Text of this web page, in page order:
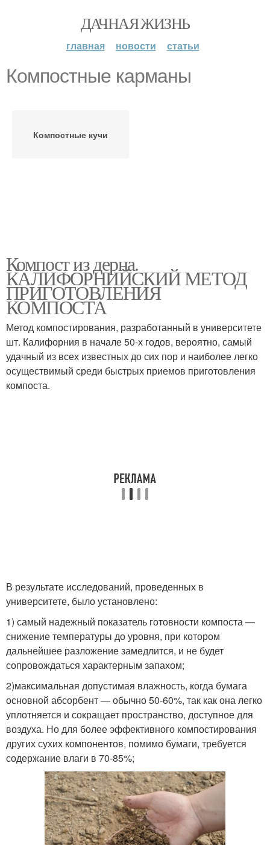
ДАЧНАЯ ЖИЗНЬ
главная новости статьи
Компостные карманы
Компостные кучи
Компост из дерна.
КАЛИФОРНИЙСКИЙ МЕТОД
ПРИГОТОВЛЕНИЯ
КОМПОСТА
Метод компостирования, разработанный в университете
шт. Калифорния в начале 50-х годов, вероятно, самый
удачный из всех известных до сих пор и наиболее легко
осуществимый среди быстрых приемов приготовления
компоста.
В результате исследований, проведенных в
университете, было установлено:
1) самый надежный показатель готовности компоста —
снижение температуры до уровня, при котором
дальнейшее разложение замедлится, и не будет
сопровождаться характерным запахом;
2)максимальная допустимая влажность, когда бумага
основной абсорбент — обычно 50-60%, так как она легко
уплотняется и сокращает пространство, доступное для
воздуха. Но для более эффективного компостирования
других сухих компонентов, помимо бумаги, требуется
содержание влаги в 70-85%;